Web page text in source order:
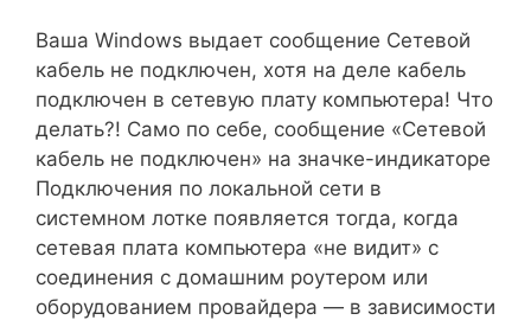
Ваша Windows выдает сообщение Сетевой
кабель не подключен, хотя на деле кабель
подключен в сетевую плату компьютера! Что
делать?! Само по себе, сообщение «Сетевой
кабель не подключен» на значке-индикаторе
Подключения по локальной сети в
системном лотке появляется тогда, когда
сетевая плата компьютера «не видит» с
соединения с домашним роутером или
оборудованием провайдера — в зависимости